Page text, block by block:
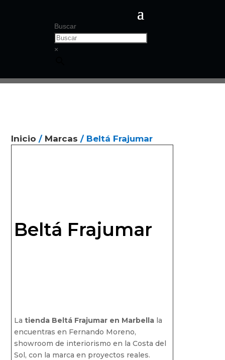
Buscar
×
Inicio / Marcas / Beltá Frajumar
Beltá Frajumar
La tienda Beltá Frajumar en Marbellala
encuentras en Fernando Moreno,
showroom de interiorismo en la Costa del
Sol, con la marca en proyectos reales.